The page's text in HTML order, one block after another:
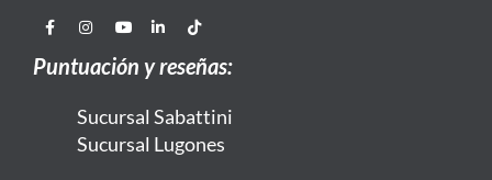
Puntuación y reseñas:
Sucursal Sabattini
Sucursal Lugones